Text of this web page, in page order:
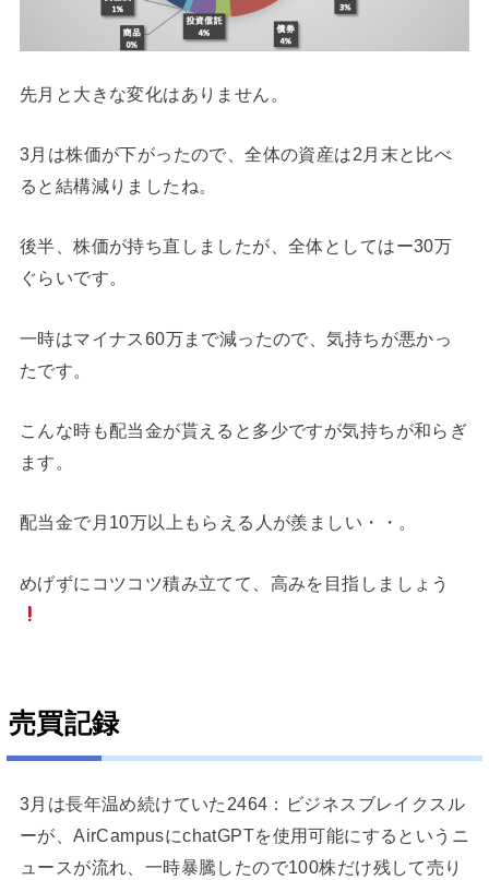
先月と大きな変化はありません。
3月は株価が下がったので、全体の資産は2月末と比べ
ると結構減りましたね。
後半、株価が持ち直しましたが、全体としてはー30万
ぐらいです。
一時はマイナス60万まで減ったので、気持ちが悪かっ
たです。
こんな時も配当金が貰えると多少ですが気持ちが和らぎ
ます。
配当金で月10万以上もらえる人が羨ましい・・。
めげずにコツコツ積み立てて、高みを目指しましょう
売買記録
3月は長年温め続けていた2464：ビジネスブレイクスル
ーが、AirCampusにchatGPTを使用可能にするというニ
ュースが流れ、一時暴騰したので100株だけ残して売り